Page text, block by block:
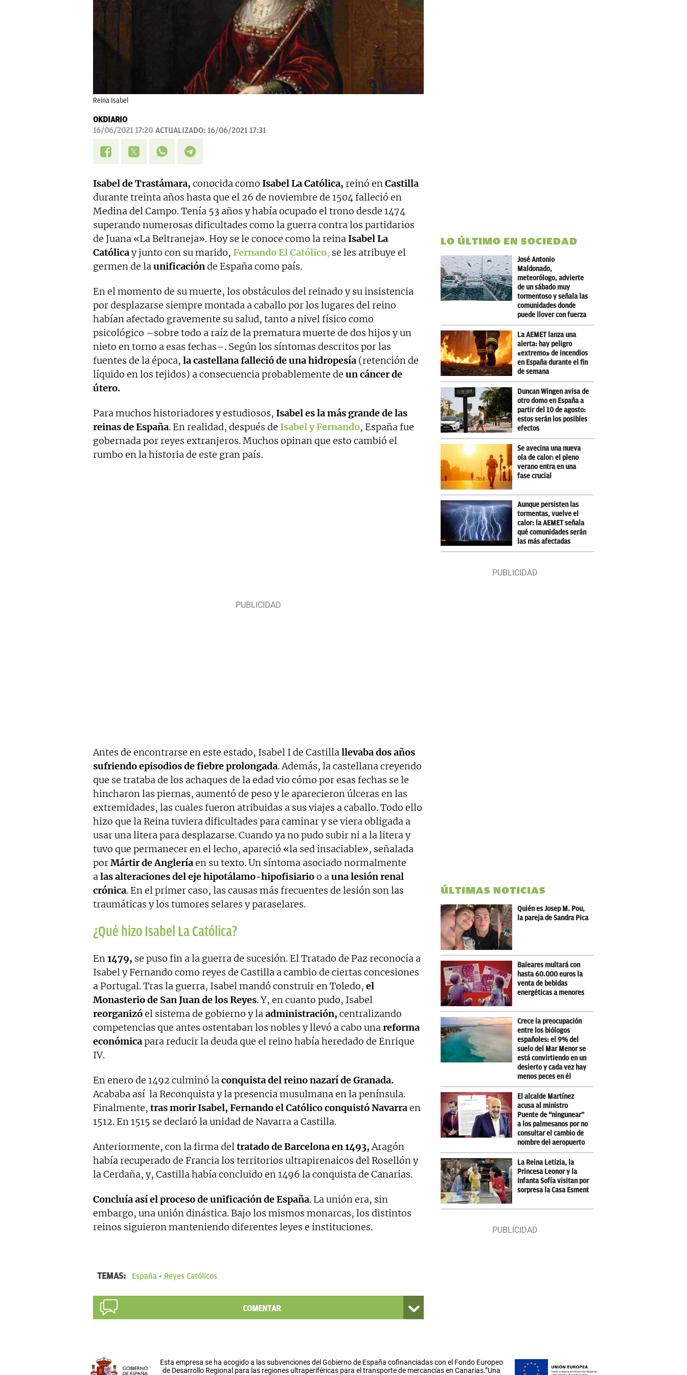
Reina Isabel
OKDIARIO
16/06/2021 17:20 ACTUALIZADO: 16/06/2021 17:31
Isabel de Trastámara, conocida como Isabel La Católica, reinó enCastilla
durante treinta años hasta que el 26 de noviembre de 1504 falleció en
Medina del Campo. Tenía 53 años y había ocupado el trono desde 1474
superando numerosas dificultades como la guerra contra los partidarios
de Juana «La Beltraneja». Hoy se le conoce como la reinaIsabel La
Católicay junto con su marido, Fernando El Católico, se les atribuye el
germen de launificaciónde España como país.
En el momento de su muerte, los obstáculos del reinado y su insistencia
por desplazarse siempre montada a caballo por los lugares del reino
habían afectado gravemente su salud, tanto a nivel físico como
psicológico –sobre todo a raíz de la prematura muerte de dos hijos y un
nieto en torno a esas fechas–. Según los síntomas descritos por las
fuentes de la época, la castellana falleció de una hidropesía (retención de
líquido en los tejidos) a consecuencia probablemente de un cáncer de
útero.
Para muchos historiadores y estudiosos, Isabel es la más grande de las
reinas de España. En realidad, después de Isabel y Fernando, España fue
gobernada por reyes extranjeros. Muchos opinan que esto cambió el
rumbo en la historia de este gran país.
Antes de encontrarse en este estado, Isabel I de Castillallevaba dos años
sufriendo episodios de fiebre prolongada. Además, la castellana creyendo
que se trataba de los achaques de la edad vio cómo por esas fechas se le
hincharon las piernas, aumentó de peso y le aparecieron úlceras en las
extremidades, las cuales fueron atribuidas a sus viajes a caballo. Todo ello
hizo que la Reina tuviera dificultades para caminar y se viera obligada a
usar una litera para desplazarse. Cuando ya no pudo subir ni a la litera y
tuvo que permanecer en el lecho, apareció «la sed insaciable», señalada
porMártir de Angleríaen su texto. Un síntoma asociado normalmente
alas alteraciones del eje hipotálamo-hipofisiarioo auna lesión renal
crónica. En el primer caso, las causas más frecuentes de lesión son las
traumáticas y los tumores selares y paraselares.
¿Qué hizo Isabel La Católica?
En1479, se puso fin a la guerra de sucesión. El Tratado de Paz reconocía a
Isabel y Fernando como reyes de Castilla a cambio de ciertas concesiones
a Portugal. Tras la guerra, Isabel mandó construir en Toledo, el
Monasterio de San Juan de los Reyes. Y, en cuanto pudo, Isabel
reorganizóel sistema de gobierno y laadministración, centralizando
competencias que antes ostentaban los nobles y llevó a cabo unareforma
económicapara reducir la deuda que el reino había heredado de Enrique
IV.
En enero de 1492 culminó laconquista del reino nazarí de Granada.
Acababa así la Reconquista y la presencia musulmana en la península.
Finalmente, tras morir Isabel, Fernando el Católico conquistó Navarraen
1512. En 1515 se declaró la unidad de Navarra a Castilla.
Anteriormente, con la firma deltratado de Barcelona en 1493,Aragón
había recuperado de Francia los territorios ultrapirenaicos del Rosellón y
la Cerdaña, y, Castilla había concluido en 1496 la conquista de Canarias.
Concluía así el proceso de unificación de España. La unión era, sin
embargo, una unión dinástica. Bajo los mismos monarcas, los distintos
reinos siguieron manteniendo diferentes leyes e instituciones.
TEMAS: España Reyes Católicos
COMENTAR
LO ÚLTIMO EN SOCIEDAD
José Antonio
Maldonado,
meteorólogo, advierte
de un sábado muy
tormentoso y señala las
comunidades donde
puede llover con fuerza
La AEMET lanza una
alerta: hay peligro
«extremo» de incendios
en España durante el fin
de semana
Duncan Wingen avisa de
otro domo en España a
partir del 10 de agosto:
estos serán los posibles
efectos
Se avecina una nueva
ola de calor: el pleno
verano entra en una
fase crucial
Aunque persisten las
tormentas, vuelve el
calor: la AEMET señala
qué comunidades serán
las más afectadas
ÚLTIMAS NOTICIAS
Quién es Josep M. Pou,
la pareja de Sandra Pica
Baleares multará con
hasta 60.000 euros la
venta de bebidas
energéticas a menores
Crece la preocupación
entre los biólogos
españoles: el 9% del
suelo del Mar Menor se
está convirtiendo en un
desierto y cada vez hay
menos peces en él
El alcalde Martínez
acusa al ministro
Puente de “ningunear”
a los palmesanos por no
consultar el cambio de
nombre del aeropuerto
La Reina Letizia, la
Princesa Leonor y la
Infanta Sofía visitan por
sorpresa la Casa Esment
Esta empresa se ha acogido a las subvenciones del Gobierno de España cofinanciadas con el Fondo Europeo
de Desarrollo Regional para las regiones ultraperiféricas para el transporte de mercancías en Canarias.”Una